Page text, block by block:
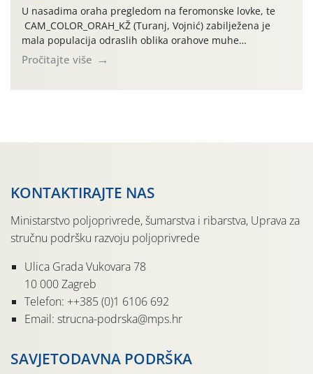
U nasadima oraha pregledom na feromonske lovke, te
CAM_COLOR_ORAH_KŽ (Turanj, Vojnić) zabilježena je
mala populacija odraslih oblika orahove muhe
(Rhagoletis completa). Niska brojnost može se objasniti
činjenicom da je riječ o mladim nasadima s vrlo malim
Pročitajte više
KONTAKTIRAJTE NAS
Ministarstvo poljoprivrede, šumarstva i ribarstva, Uprava za
stručnu podršku razvoju poljoprivrede
Ulica Grada Vukovara 78
10 000 Zagreb
Telefon: ++385 (0)1 6106 692
Email: strucna-podrska@mps.hr
SAVJETODAVNA PODRŠKA